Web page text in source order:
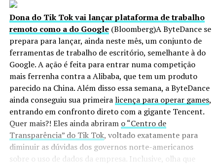
Dona do Tik Tok vai lançar plataforma de trabalho
remoto como a do Google (Bloomberg)A ByteDance se
prepara para lançar, ainda neste mês, um conjunto de
ferramentas de trabalho de escritório, semelhante à do
Google. A ação é feita para entrar numa competição
mais ferrenha contra a Alibaba, que tem um produto
parecido na China. Além disso essa semana, a ByteDance
ainda conseguiu sua primeiralicença para operar games,
entrando em confronto direto com a gigante Tencent.
Quer mais?! Eles ainda abriram o “Centro de
Transparência” do Tik Tok, voltado exatamente para
diminuir as dúvidas dos governos norte-americanos
sobre o uso de dados da empresa. Inclusive, olha que